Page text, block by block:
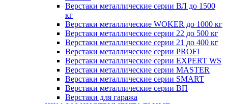
Верстаки металлические серии ВЛ до 1500
кг
Верстаки металлические WOKER до 1000 кг
Верстаки металлические серии 22 до 500 кг
Верстаки металлические серии 21 до 400 кг
Верстаки металлические серии PROFI
Верстаки металлические серии EXPERT WS
Верстаки металлические серии MASTER
Верстаки металлические серии SMART
Верстаки металлические серии ВП
Верстаки для гаража